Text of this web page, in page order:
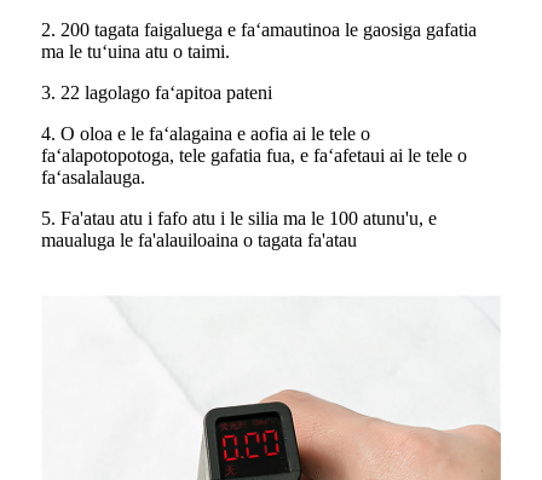
2. 200 tagata faigaluega e faʻamautinoa le gaosiga gafatia
ma le tuʻuina atu o taimi.
3. 22 lagolago faʻapitoa pateni
4. O oloa e le faʻalagaina e aofia ai le tele o
faʻalapotopotoga, tele gafatia fua, e faʻafetaui ai le tele o
faʻasalalauga.
5. Fa'atau atu i fafo atu i le silia ma le 100 atunu'u, e
maualuga le fa'alauiloaina o tagata fa'atau